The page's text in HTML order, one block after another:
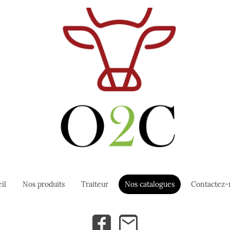
Nos produits Traiteur Nos catalogues Contactez-